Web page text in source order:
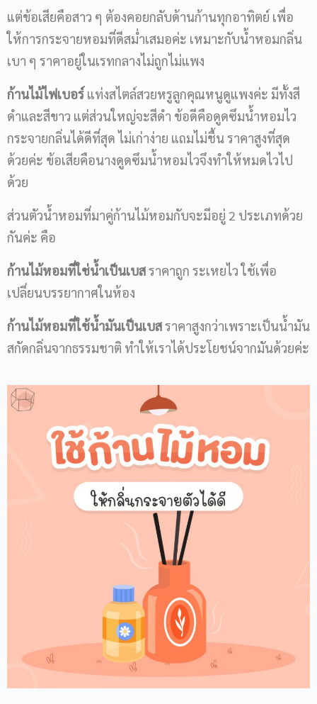
แต่ข้อเสียคือสาว ๆ ต้องคอยกลับด้านก้านทุกอาทิตย์ เพื่อ
ให้การกระจายหอมที่ดีสม่ำเสมอค่ะ เหมาะกับน้ำหอมกลิ่น
เบา ๆ ราคาอยู่ในเรทกลางไม่ถูกไม่แพง
ก้านไม้ไฟเบอร์ แท่งสไตล์สวยหรูลูกคุณหนูดูแพงค่ะ มีทั้งสี
ดำและสีขาว แต่ส่วนใหญ่จะสีดำ ข้อดีคือดูดซึมน้ำหอมไว
กระจายกลิ่นได้ดีที่สุด ไม่เก่าง่าย แถมไม่ชื้น ราคาสูงที่สุด
ด้วยค่ะ ข้อเสียคือนางดูดซึมน้ำหอมไวจึงทำให้หมดไวไป
ด้วย
ส่วนตัวน้ำหอมที่มาคู่ก้านไม้หอมกับจะมีอยู่ 2 ประเภทด้วย
กันค่ะ คือ
ก้านไม้หอมที่ใช่น้ำเป็นเบสราคาถูก ระเหยไว ใช้เพื่อ
เปลี่ยนบรรยากาศในห้อง
ก้านไม้หอมที่ใช้น้ำมันเป็นเบสราคาสูงกว่าเพราะเป็นน้ำมัน
สกัดกลิ่นจากธรรมชาติ ทำให้เราได้ประโยชน์จากมันด้วยค่ะ